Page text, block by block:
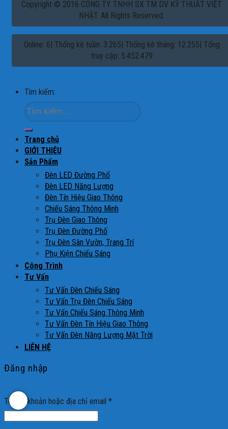
Copyright © 2016 CÔNG TY TNHH SX TM DV KỸ THUẬT VIỆT
NHẬT. All Rights Reserved.
Online: 6| Thống kê tuần: 3.265| Thống kê tháng: 12.255| Tổng
truy cập: 5.452.479
Tìm kiếm:
Trang chủ
GIỚI THIỆU
Sản Phẩm
Đèn LED Đường Phố
Đèn LED Năng Lượng
Đèn Tín Hiệu Giao Thông
Chiếu Sáng Thông Minh
Trụ Đèn Giao Thông
Trụ Đèn Đường Phố
Trụ Đèn Sân Vườn, Trang Trí
Phụ Kiện Chiếu Sáng
Công Trình
Tư Vấn
Tư Vấn Đèn Chiếu Sáng
Tư Vấn Trụ Đèn Chiếu Sáng
Tư Vấn Chiếu Sáng Thông Minh
Tư Vấn Đèn Tín Hiệu Giao Thông
Tư Vấn Đèn Năng Lượng Mặt Trời
LIÊN HỆ
Đăng nhập
Tên tài khoản hoặc địa chỉ email *